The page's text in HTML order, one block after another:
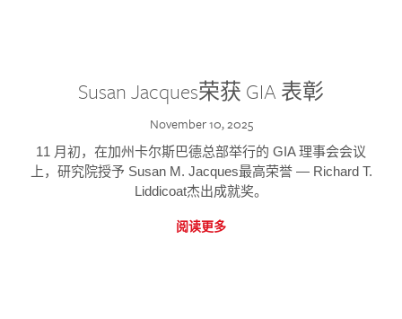
Susan Jacques荣获 GIA 表彰
November 10, 2025
11 月初，在加州卡尔斯巴德总部举行的 GIA 理事会会议
上，研究院授予 Susan M. Jacques最高荣誉 — Richard T.
Liddicoat杰出成就奖。
阅读更多